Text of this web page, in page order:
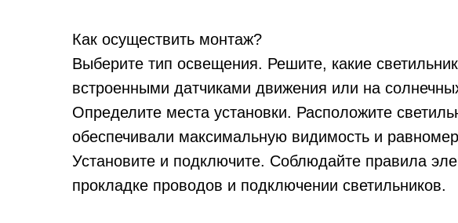
Как осуществить монтаж?
Выберите тип освещения. Решите, какие
встроенными датчиками движения или на
Определите места установки. Расположите
обеспечивали максимальную видимость и
Установите и подключите. Соблюдайте правила
прокладке проводов и подключении светильников.